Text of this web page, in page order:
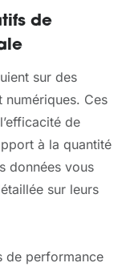
de
sur des
numériques. Ces
de
à la quantité
données vous
sur leurs
de performance